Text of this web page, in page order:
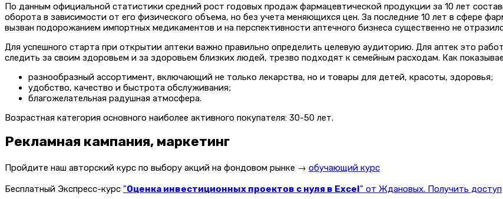
По данным официальной статистики средний рост годовых продаж фармацевтической продукции за 10 лет
оборота в зависимости от его физического объема, но без учета меняющихся цен. За последние 10 лет в сфере
вызван подорожанием импортных медикаментов и на перспективности аптечного бизнеса существенно не
Для успешного старта при открытии аптеки важно правильно определить целевую аудиторию. Для аптек это
следить за своим здоровьем и за здоровьем близких людей, трезво подходят к семейным расходам. Как
разнообразный ассортимент, включающий не только лекарства, но и товары для детей, красоты, здоровья;
удобство, качество и быстрота обслуживания;
благожелательная радушная атмосфера.
Возрастная категория основного наиболее активного покупателя: 30-50 лет.
Рекламная кампания, маркетинг
Пройдите наш авторский курс по выбору акций на фондовом рынке → обучающий курс
Бесплатный Экспресс-курс "Оценка инвестиционных проектов с нуля в Excel" от Ждановых. Получить доступ